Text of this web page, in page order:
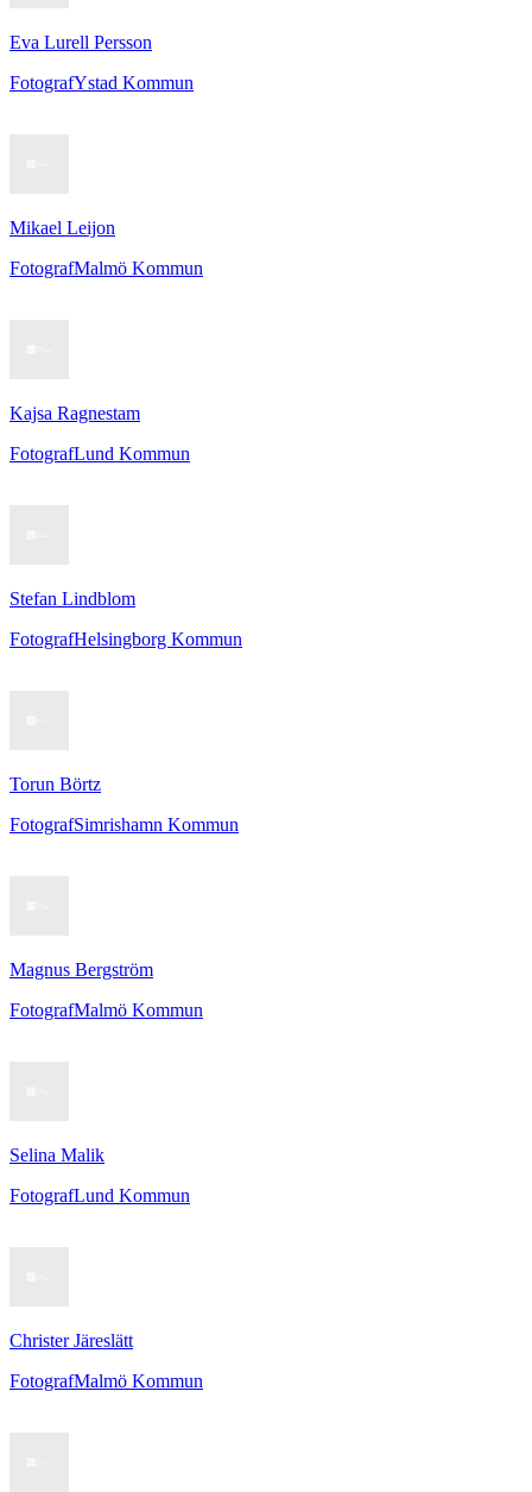
Eva Lurell Persson
FotografYstad Kommun
Mikael Leijon
FotografMalmö Kommun
Kajsa Ragnestam
FotografLund Kommun
Stefan Lindblom
FotografHelsingborg Kommun
Torun Börtz
FotografSimrishamn Kommun
Magnus Bergström
FotografMalmö Kommun
Selina Malik
FotografLund Kommun
Christer Järeslätt
FotografMalmö Kommun